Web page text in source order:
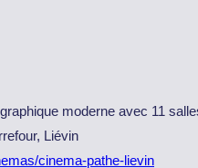
moderne avec 11
Liévin
cinema-pathe-lievin